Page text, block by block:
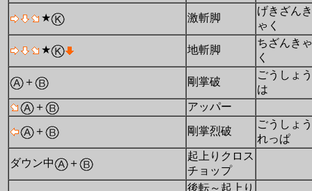
★ 激斬脚
げきざんき
ゃく
★ 地斬脚
ちざんきゃ
く
＋ 剛掌破
ごうしょう
は
＋
アッパー
＋ 剛掌烈破
ごうしょう
れっぱ
ダウン中 ＋
起上りクロス
チョップ
後転～起上り